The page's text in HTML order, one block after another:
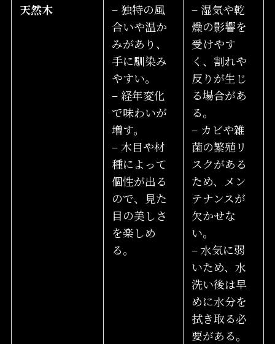
天然木
– 独特の風
合いや温か
みがあり、
手に馴染み
やすい。
– 経年変化
で味わいが
増す。
– 木目や材
種によって
個性が出る
ので、見た
目の美しさ
を楽しめ
る。
– 湿気や乾
燥の影響を
受けやす
く、割れや
反りが生じ
る場合があ
る。
– カビや雑
菌の繁殖リ
スクがある
ため、メン
テナンスが
欠かせな
い。
– 水気に弱
いため、水
洗い後は早
めに水分を
拭き取る必
要がある。